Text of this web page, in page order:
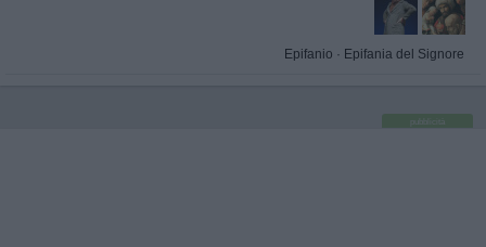
Epifanio · Epifania del Signore
pubblicità